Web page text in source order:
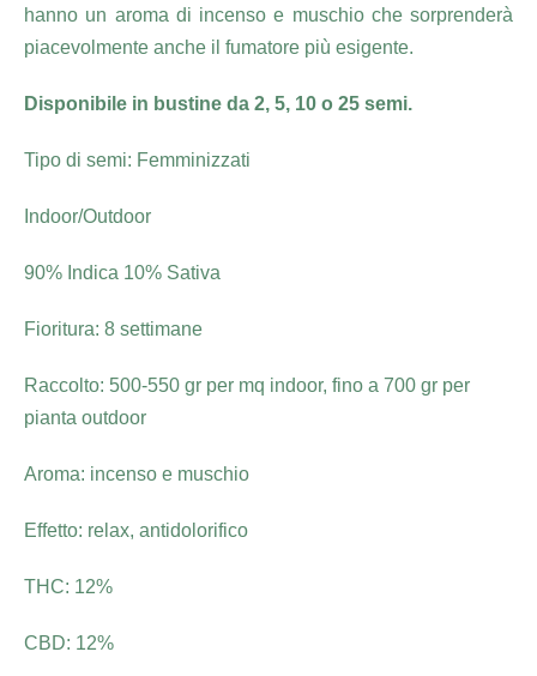
hanno un aroma di incenso e muschio che sorprenderà
piacevolmente anche il fumatore più esigente.
Disponibile in bustine da 2, 5, 10 o 25 semi.
Tipo di semi: Femminizzati
Indoor/Outdoor
90% Indica 10% Sativa
Fioritura: 8 settimane
Raccolto: 500-550 gr per mq indoor, fino a 700 gr per
pianta outdoor
Aroma: incenso e muschio
Effetto: relax, antidolorifico
THC: 12%
CBD: 12%